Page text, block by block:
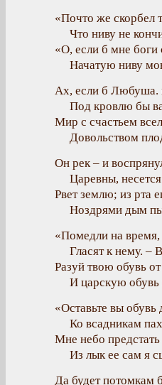
«Почто же скорбел
Что ниву не
«О, если б мне боги
Начатую ниву
Ах, если б Любуша.
Под кровлю бы
Мир с счастьем
Довольством
Он рек – и
Царевны,
Рвет землю; из рта
Ноздрями дым
«Помедли на
Гласят к нему. –
Разуй твою обувь
И царскую обувь
«Оставьте вы
Ко всадникам
Мне небо
Из лык ее сам я
Да будет потомкам